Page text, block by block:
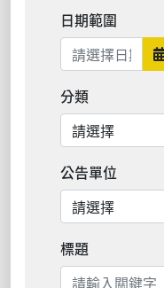
日期範圍
分類
公告單位
標題